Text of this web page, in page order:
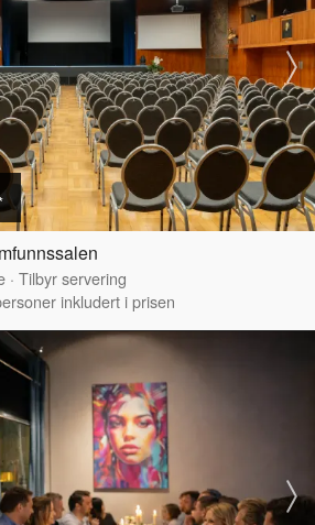
· Tilbyr servering
inkludert i prisen